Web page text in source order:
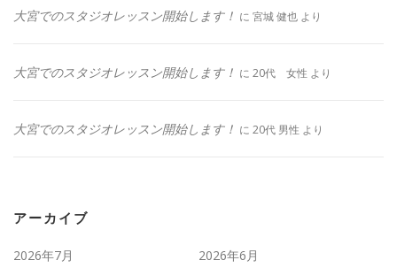
大宮でのスタジオレッスン開始します！ に 宮城 健也 より
大宮でのスタジオレッスン開始します！ に 20代 女性 より
大宮でのスタジオレッスン開始します！ に 20代 男性 より
アーカイブ
2026年7月 2026年6月